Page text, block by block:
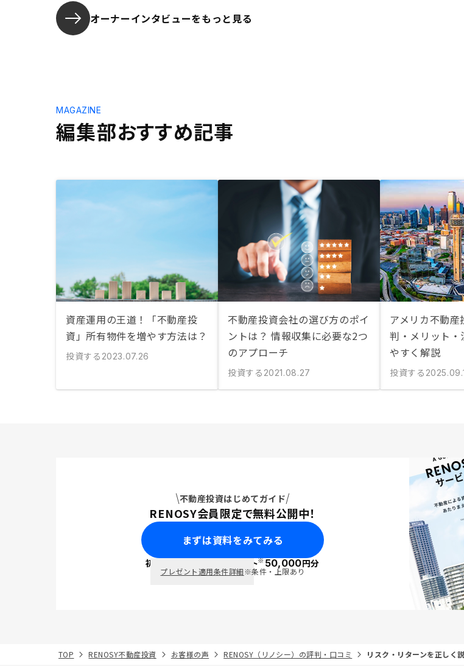
オーナーインタビューをもっと見る
編集部おすすめ記事
MAGAZINE
資産運用の王道！「不動産投
資」所有物件を増やす方法は？
投資する 2023.07.26
不動産投資会社の選び方のポイ
ントは？ 情報収集に必要な2つ
のアプローチ
投資する 2021.08.27
アメリカ不動
判・メリット・
やすく解説
投資する
不動産投資はじめてガイド
RENOSY会員限定で無料公開中！
まずは資料をみてみる
初回面談で ポイント※50,000円分
プレゼント適用条件詳細※条件・上限あり
TOP RENOSY不動産投資 お客様の声 RENOSY（リノシー）の評判・口コミ リスク・リターンを正しく